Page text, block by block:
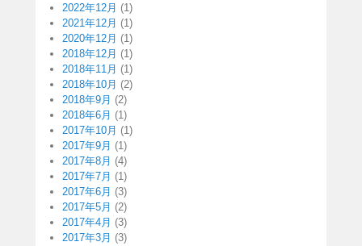
2022年12月 (1)
2021年12月 (1)
2020年12月 (1)
2018年12月 (1)
2018年11月 (1)
2018年10月 (2)
2018年9月 (2)
2018年6月 (1)
2017年10月 (1)
2017年9月 (1)
2017年8月 (4)
2017年7月 (1)
2017年6月 (3)
2017年5月 (2)
2017年4月 (3)
2017年3月 (3)